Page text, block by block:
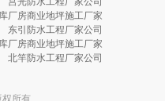
厂房商业地坪施工厂家
东引防水工程厂家公司
厂房商业地坪施工厂家
北竿防水工程厂家公司
所有